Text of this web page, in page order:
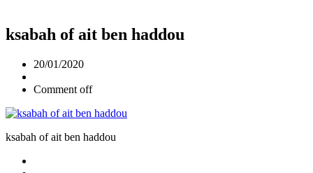
ksabah of ait ben haddou
20/01/2020
Comment off
ksabah of ait ben haddou